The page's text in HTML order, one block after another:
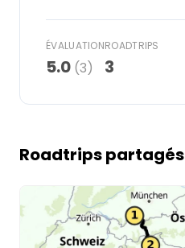
Select language
ÉVALUATION
5.0 (3)
ROADTRIPS
3
Roadtrips partagés